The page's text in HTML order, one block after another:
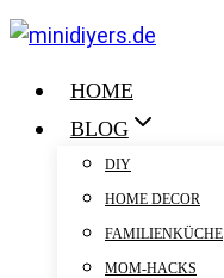
Zum
springenHOME
BLOG
DIY
HOME DECOR
FAMILIENKÜCHE
MOM-HACKS